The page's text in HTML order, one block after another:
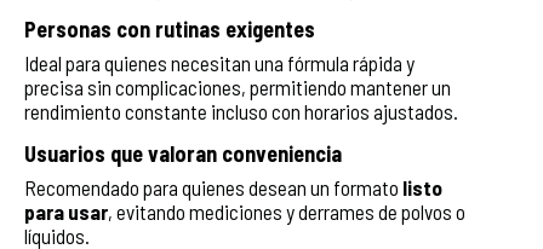
Personas con rutinas exigentes
Ideal para quienes necesitan una fórmula rápida y
precisa sin complicaciones, permitiendo mantener un
rendimiento constante incluso con horarios ajustados.
Usuarios que valoran conveniencia
Recomendado para quienes desean un formato listo
para usar, evitando mediciones y derrames de polvos o
líquidos.